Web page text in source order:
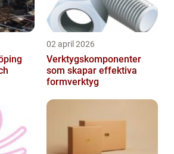
02 april 2026
Verktygskomponenter
som skapar effektiva
formverktyg